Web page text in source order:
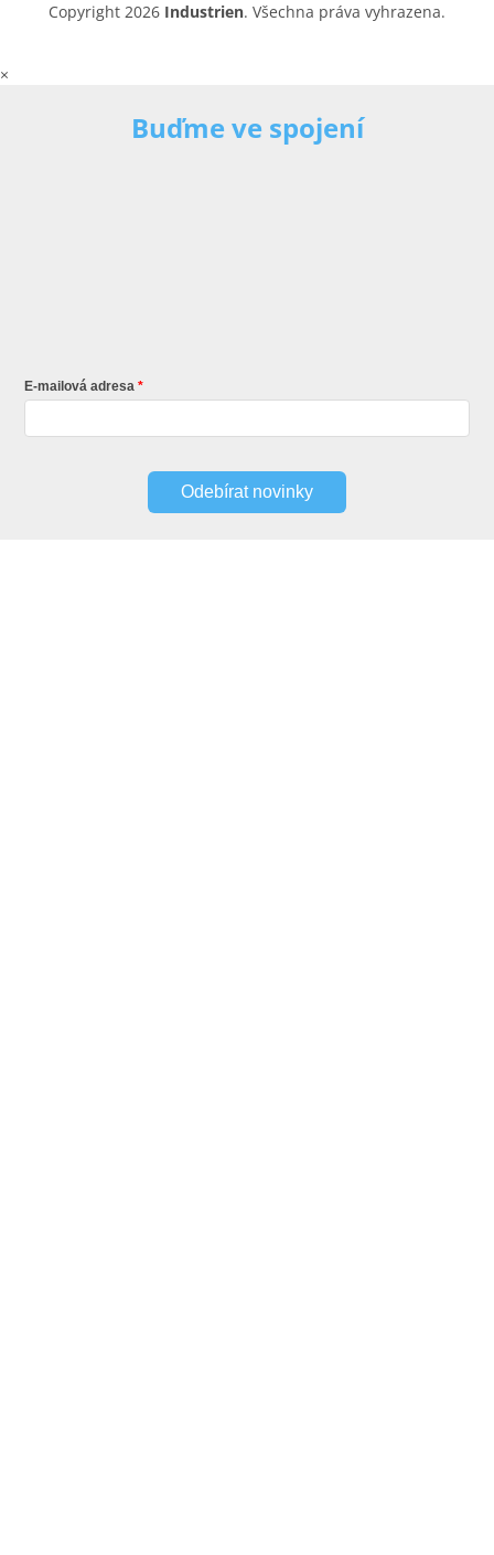
Copyright 2026 Industrien. Všechna práva vyhrazena.
×
Buďme ve spojení
E-mailová adresa
Odebírat novinky